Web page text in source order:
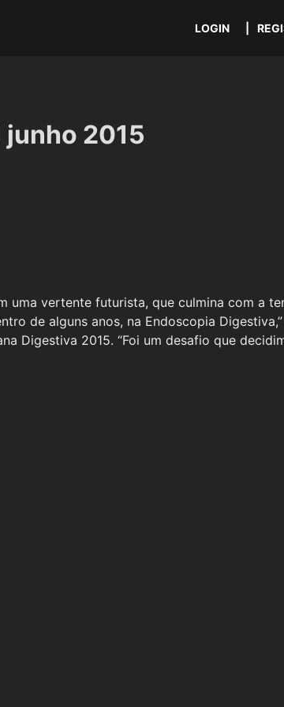
LOGIN
junho 2015
uma vertente futurista, que culmina com a
de alguns anos, na Endoscopia
Digestiva 2015. “Foi um desafio que